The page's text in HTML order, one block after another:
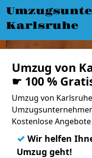
Karlsruhe
Umzug von
☛ 100 %
Umzug von
Kostenlose
✓ Wir helfen
Umzug geht!